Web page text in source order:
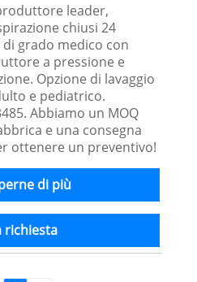
leader,
chiusi 24
grado medico con
a pressione e
Opzione di lavaggio
e pediatrico.
Abbiamo un MOQ
e una consegna
ottenere un preventivo!
di più
richiesta